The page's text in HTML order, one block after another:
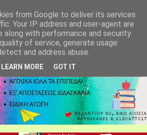
from Google to deliver its services
Your IP address and user-agent are
along with performance and security
of service, generate usage
and address abuse.
LEARN MORE GOT IT